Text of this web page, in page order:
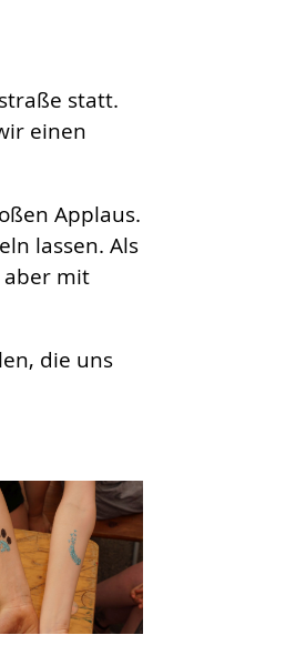
statt.
einen
Applaus.
lassen. Als
aber mit
die uns